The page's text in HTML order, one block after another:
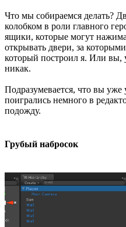
Что мы собираемся делать?
колобком в роли главного
ящики, которые могут
открывать двери, за
который построил я. Или вы,
никак.
Подразумевается, что вы уже
поигрались немного в
подожду.
Грубый набросок